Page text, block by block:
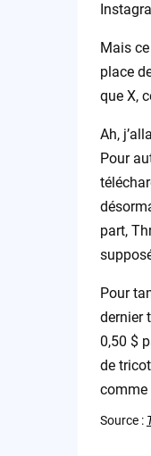
Mais
place
que X,
Ah,
Pour
part,
Pour
dernier
0,50 $
de
comme
Source :